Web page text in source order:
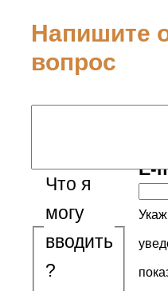
Напишите
вопрос
E-
Что я
могу
вводить
?